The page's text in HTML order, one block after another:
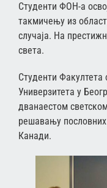
Студенти ФОН-а
такмичењу из
случаја. На
света.
Студенти
Универзитета у
дванаестом
решавању пословних
Канади.